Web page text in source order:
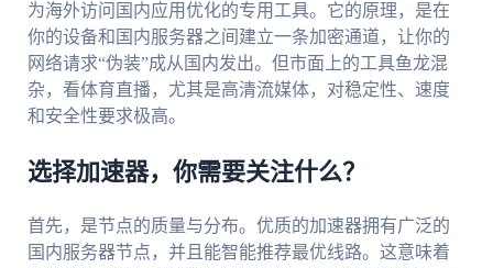
为海外访问国内应用优化的专用工具。它的原理，是在
你的设备和国内服务器之间建立一条加密通道，让你的
网络请求“伪装”成从国内发出。但市面上的工具鱼龙混
杂，看体育直播，尤其是高清流媒体，对稳定性、速度
和安全性要求极高。
选择加速器，你需要关注什么？
首先，是节点的质量与分布。优质的加速器拥有广泛的
国内服务器节点，并且能智能推荐最优线路。这意味着